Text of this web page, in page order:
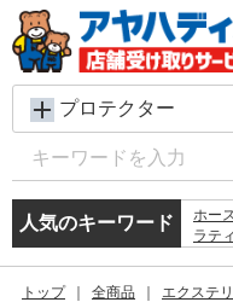
プロテクター
人気のキーワード ホー
ラテ
コン
トップ 全商品 エクステ